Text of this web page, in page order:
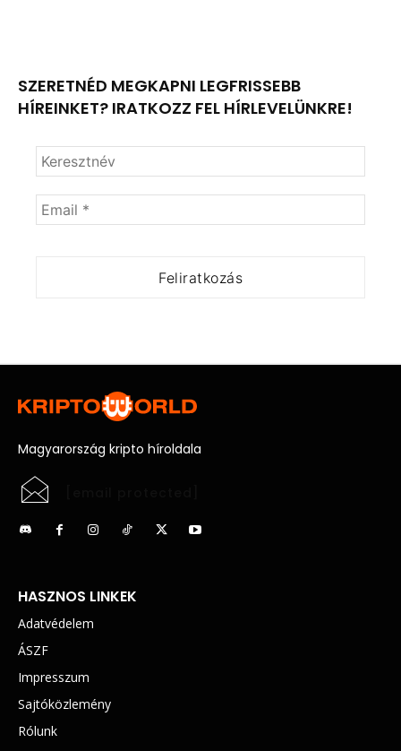
SZERETNÉD MEGKAPNI LEGFRISSEBB
HÍREINKET? IRATKOZZ FEL HÍRLEVELÜNKRE!
Magyarország kripto híroldala
HASZNOS LINKEK
Adatvédelem
ÁSZF
Impresszum
Sajtóközlemény
Rólunk